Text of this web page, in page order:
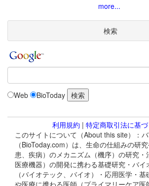
more...
検索
Web BioToday
利用規約 | 特定商取引法に基
このサイトについて（About this site）：
（BioToday.com）は、生命の仕組みの研
患、疾病）のメカニズム（機序）の研究・
医療機器）の開発に携わる基礎研究・バイ
（バイオテック、バイオ）・応用医学・